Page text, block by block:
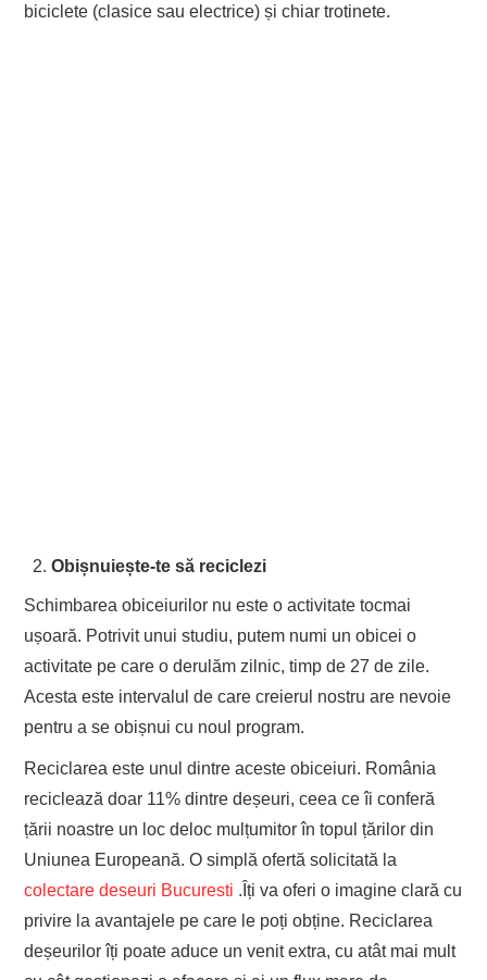
biciclete (clasice sau electrice) și chiar trotinete.
Obișnuiește-te să reciclezi
Schimbarea obiceiurilor nu este o activitate tocmai
ușoară. Potrivit unui studiu, putem numi un obicei o
activitate pe care o derulăm zilnic, timp de 27 de zile.
Acesta este intervalul de care creierul nostru are nevoie
pentru a se obișnui cu noul program.
Reciclarea este unul dintre aceste obiceiuri. România
reciclează doar 11% dintre deșeuri, ceea ce îi conferă
țării noastre un loc deloc mulțumitor în topul țărilor din
Uniunea Europeană. O simplă ofertă solicitată la
colectare deseuri Bucuresti .Îți va oferi o imagine clară cu
privire la avantajele pe care le poți obține. Reciclarea
deșeurilor îți poate aduce un venit extra, cu atât mai mult